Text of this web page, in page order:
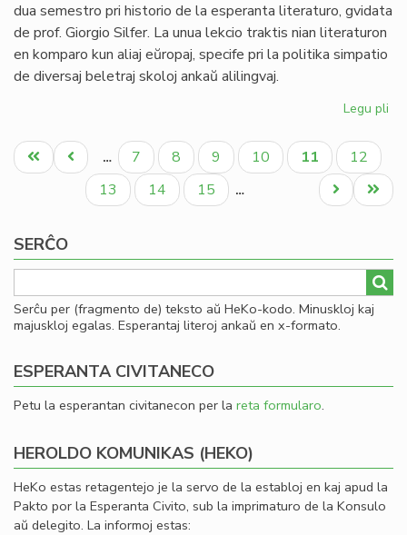
dua semestro pri historio de la esperanta literaturo, gvidata
de prof. Giorgio Silfer. La unua lekcio traktis nian literaturon
en komparo kun aliaj eŭropaj, specife pri la politika simpatio
de diversaj beletraj skoloj ankaŭ alilingvaj.
Legu pli
la
Pagination
Unua
paĝo
Antaŭa
paĝo
… Paĝo
7 Paĝo
8 Paĝo
9 Paĝo
10
Aktuala
paĝo
11 Paĝo
12
Paĝo
13 Paĝo
14 Paĝo
15 …
Last
page
Next
page
SERĈO
Serĉu per (fragmento de) teksto aŭ HeKo-kodo. Minuskloj kaj
majuskloj egalas. Esperantaj literoj ankaŭ en x-formato.
ESPERANTA CIVITANECO
Petu la esperantan civitanecon per la reta formularo.
HEROLDO KOMUNIKAS (HEKO)
HeKo estas retagentejo je la servo de la establoj en kaj apud la
Pakto por la Esperanta Civito, sub la imprimaturo de la Konsulo
aŭ delegito. La informoj estas: